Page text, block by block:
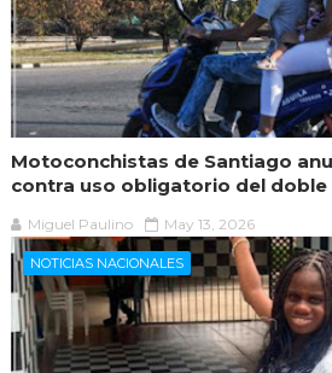
Motoconchistas de Santiago
contra uso obligatorio del doble
Miguel Paulino May 13, 2026
NOTICIAS NACIONALES